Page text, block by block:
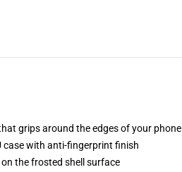
grips around the edges of your phone
case with anti-fingerprint finish
the frosted shell surface